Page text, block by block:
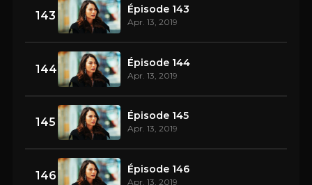
143 Épisode 143
Apr. 13, 2019
144 Épisode 144
Apr. 13, 2019
145 Épisode 145
Apr. 13, 2019
146 Épisode 146
Apr. 13, 2019